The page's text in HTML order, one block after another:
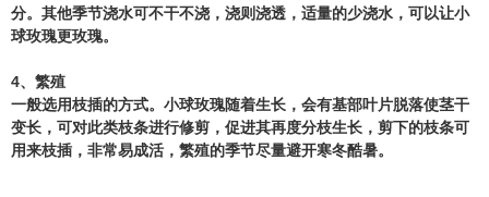
分。其他季节浇水可不干不浇，浇则浇透，适量的少浇水，可以让小
球玫瑰更玫瑰。
4、 繁殖
一般选用枝插的方式。小球玫瑰随着生长，会有基部叶片脱落使茎干
变长，可对此类枝条进行修剪，促进其再度分枝生长，剪下的枝条可
用来枝插，非常易成活，繁殖的季节尽量避开寒冬酷暑。